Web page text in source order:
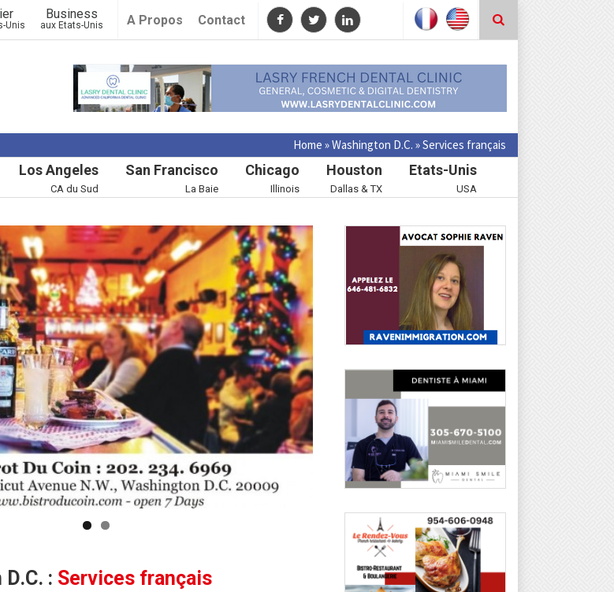
Unis
Business
aux Etats-Unis A Propos Contact
Home »Washington D.C. »Services français
Los Angeles
CA du Sud
San Francisco
La Baie
Chicago
Illinois
Houston
Dallas & TX
Etats-Unis
USA
: Services français